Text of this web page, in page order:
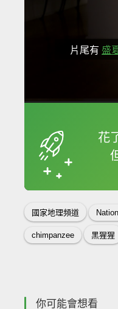
片尾有 盛
花
國家地理頻道
chimpanzee 黑猩猩
你可能會想看